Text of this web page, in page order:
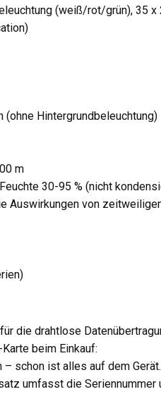
(weiß/rot/grün), 35 x
Hintergrundbeleuchtung)
m
30-95 % (nicht
von
die drahtlose
beim Einkauf:
– schon ist alles auf dem
umfasst die